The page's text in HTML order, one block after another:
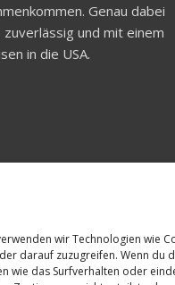
wir Technologien wie
darauf zuzugreifen. Wenn du
wie das Surfverhalten oder
Genau dabei
und mit einem
in die USA.